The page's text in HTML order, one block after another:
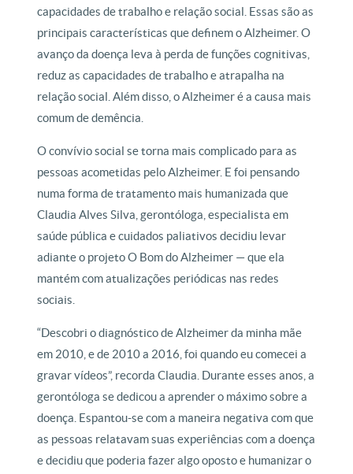
capacidades de trabalho e relação social. Essas são as
principais características que definem o Alzheimer. O
avanço da doença leva à perda de funções cognitivas,
reduz as capacidades de trabalho e atrapalha na
relação social. Além disso, o Alzheimer é a causa mais
comum de demência.
O convívio social se torna mais complicado para as
pessoas acometidas pelo Alzheimer. E foi pensando
numa forma de tratamento mais humanizada que
Claudia Alves Silva, gerontóloga, especialista em
saúde pública e cuidados paliativos decidiu levar
adiante o projeto O Bom do Alzheimer — que ela
mantém com atualizações periódicas nas redes
sociais.
“Descobri o diagnóstico de Alzheimer da minha mãe
em 2010, e de 2010 a 2016, foi quando eu comecei a
gravar vídeos”, recorda Claudia. Durante esses anos, a
gerontóloga se dedicou a aprender o máximo sobre a
doença. Espantou-se com a maneira negativa com que
as pessoas relatavam suas experiências com a doença
e decidiu que poderia fazer algo oposto e humanizar o